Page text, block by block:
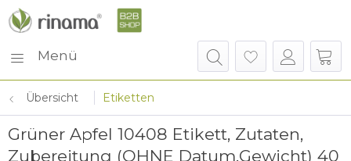
Menü
Übersicht Etiketten
Grüner Apfel 10408 Etikett, Zutaten,
Zubereitung (OHNE Datum,Gewicht) 40